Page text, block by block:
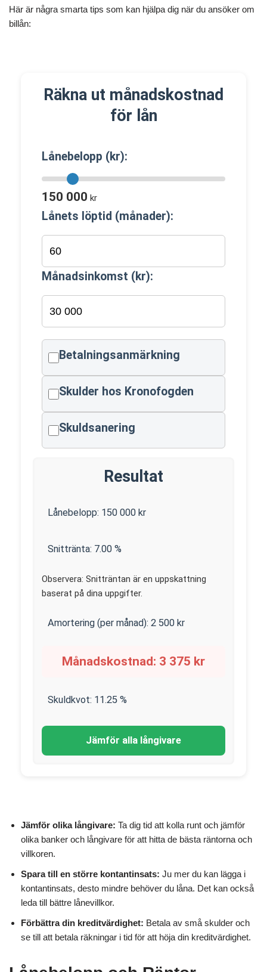
Här är några smarta tips som kan hjälpa dig när du ansöker om
billån:
Räkna ut månadskostnad
för lån
Lånebelopp (kr):
150 000 kr
Lånets löptid (månader):
Månadsinkomst (kr):
Betalningsanmärkning
Skulder hos Kronofogden
Skuldsanering
Resultat
Lånebelopp: 150 000 kr
Snittränta: 7.00 %
Observera: Snitträntan är en uppskattning
baserat på dina uppgifter.
Amortering (per månad): 2 500 kr
Månadskostnad: 3 375 kr
Skuldkvot: 11.25 %
Jämför alla långivare
Jämför olika långivare: Ta dig tid att kolla runt och jämför
olika banker och långivare för att hitta de bästa räntorna och
villkoren.
Spara till en större kontantinsats: Ju mer du kan lägga i
kontantinsats, desto mindre behöver du låna. Det kan också
leda till bättre lånevillkor.
Förbättra din kreditvärdighet: Betala av små skulder och
se till att betala räkningar i tid för att höja din kreditvärdighet.